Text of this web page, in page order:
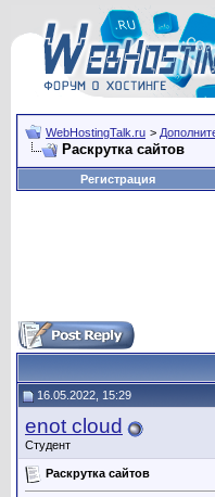
WebHostingTalk.ru >
Раскрутка сайтов
Регистрация
16.05.2022, 15:29
enot cloud
Студент
Раскрутка сайтов